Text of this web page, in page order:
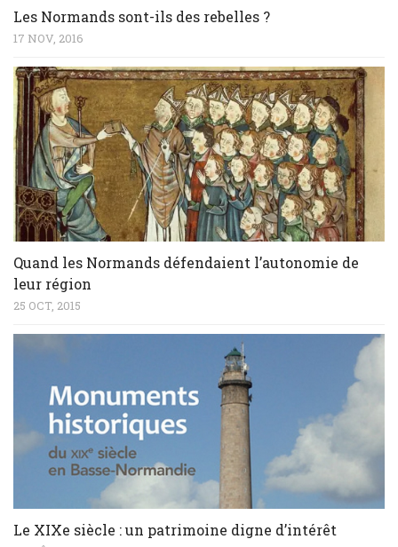
Les Normands sont-ils des rebelles ?
17 NOV, 2016
Quand les Normands défendaient l’autonomie de
leur région
25 OCT, 2015
Le XIXe siècle : un patrimoine digne d’intérêt